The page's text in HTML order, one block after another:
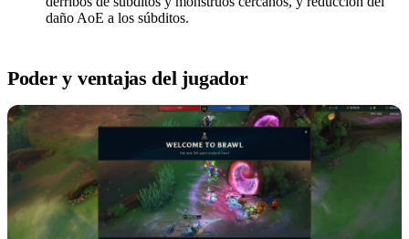
daño AoE a los súbditos.
Poder y ventajas del jugador